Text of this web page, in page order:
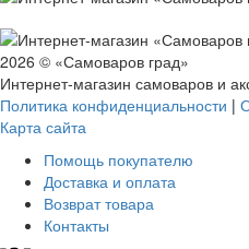
2026 © «Самоваров град»
Интернет-магазин самоваров и
Политика конфиденциальности |
Карта сайта
Помощь покупателю
Доставка и оплата
Возврат товара
Контакты